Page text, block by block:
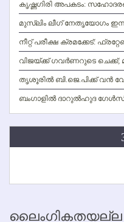
കൃഷ്ണഗിരി അപകടം:
മുസ്ലിം ലീഗ് നേതൃയോഗം ഇന്ന്;
നീറ്റ് പരീക്ഷ ക്രമക്കേട്:
വിജയ്ക്ക് ഗവര്‍ണറുടെ ചെക്ക്;
തൃശൂരില്‍ ബി.ജെ.പിക്ക് വന്‍
ബംഗാളില്‍ ദാറുല്‍ഹുദ ഗേള്‍സ്
ലൈംഗികതയല്ല